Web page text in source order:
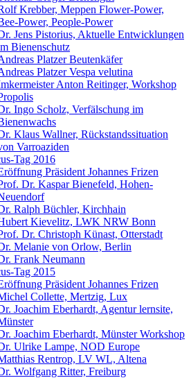
Krebber, Meppen Flower-Power,
Power, People-Power
Jens Pistorius, Aktuelle Entwicklungen
Bienenschutz
Platzer Beutenkäfer
Platzer Vespa velutina
Anton Reitinger, Workshop
Ingo Scholz, Verfälschung im
Klaus Wallner, Rückstandssituation
Varroaziden
Tag 2016
Präsident Johannes Frizen
Dr. Kaspar Bienefeld, Hohen-
Ralph Büchler, Kirchhain
Kievelitz, LWK NRW Bonn
Dr. Christoph Künast, Otterstadt
Melanie von Orlow, Berlin
Frank Neumann
Tag 2015
Präsident Johannes Frizen
Collette, Mertzig, Lux
Joachim Eberhardt, Agentur lernsite,
Joachim Eberhardt, Münster Workshop
Ulrike Lampe, NOD Europe
Rentrop, LV WL, Altena
Wolfgang Ritter, Freiburg